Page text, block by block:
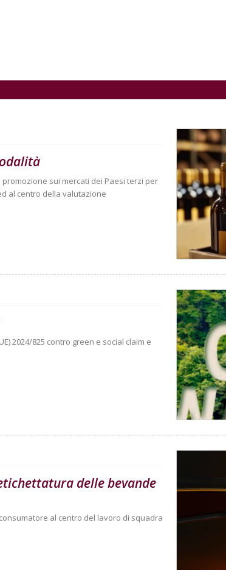
sui mercati dei Paesi terzi per
al centro della valutazione
2024/825 contro green e social claim e
delle bevande
al centro del lavoro di squadra